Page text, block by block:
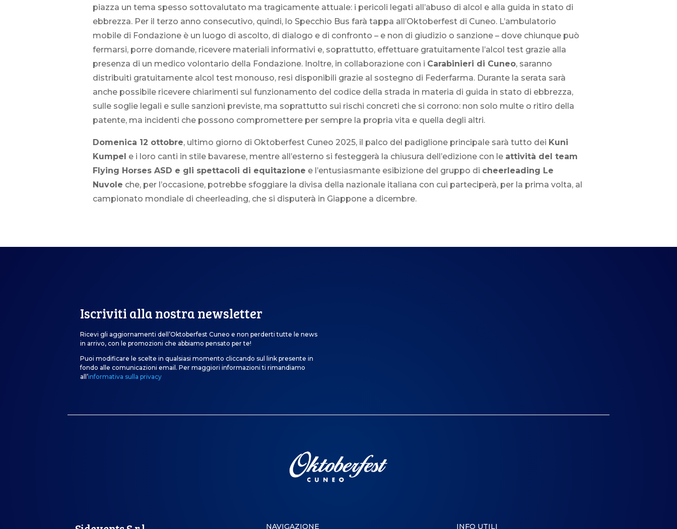
piazza un tema spesso sottovalutato ma tragicamente attuale: i pericoli legati all’abuso di alcol e alla guida in stato di
ebbrezza. Per il terzo anno consecutivo, quindi, lo Specchio Bus farà tappa all’Oktoberfest di Cuneo. L’ambulatorio
mobile di Fondazione è un luogo di ascolto, di dialogo e di confronto – e non di giudizio o sanzione – dove chiunque può
fermarsi, porre domande, ricevere materiali informativi e, soprattutto, effettuare gratuitamente l’alcol test grazie alla
presenza di un medico volontario della Fondazione. Inoltre, in collaborazione con i Carabinieri di Cuneo, saranno
distribuiti gratuitamente alcol test monouso, resi disponibili grazie al sostegno di Federfarma. Durante la serata sarà
anche possibile ricevere chiarimenti sul funzionamento del codice della strada in materia di guida in stato di ebbrezza,
sulle soglie legali e sulle sanzioni previste, ma soprattutto sui rischi concreti che si corrono: non solo multe o ritiro della
patente, ma incidenti che possono compromettere per sempre la propria vita e quella degli altri.
Domenica 12 ottobre, ultimo giorno di Oktoberfest Cuneo 2025, il palco del padiglione principale sarà tutto dei Kuni
Kumpel e i loro canti in stile bavarese, mentre all’esterno si festeggerà la chiusura dell’edizione con le attività del team
Flying Horses ASD e gli spettacoli di equitazione e l’entusiasmante esibizione del gruppo di cheerleading Le
Nuvole che, per l’occasione, potrebbe sfoggiare la divisa della nazionale italiana con cui parteciperà, per la prima volta, al
campionato mondiale di cheerleading, che si disputerà in Giappone a dicembre.
Iscriviti alla nostra newsletter
Ricevi gli aggiornamenti dell’Oktoberfest Cuneo e non perderti tutte le news
in arrivo, con le promozioni che abbiamo pensato per te!
Puoi modificare le scelte in qualsiasi momento cliccando sul link presente in
fondo alle comunicazioni email. Per maggiori informazioni ti rimandiamo
all’informativa sulla privacy
NAVIGAZIONE INFO UTILI